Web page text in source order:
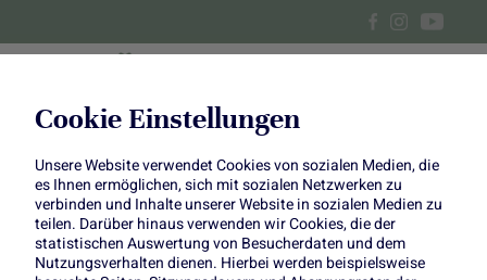
Cookie Einstellungen
Unsere Website verwendet Cookies von sozialen Medien, die
es Ihnen ermöglichen, sich mit sozialen Netzwerken zu
verbinden und Inhalte unserer Website in sozialen Medien zu
teilen. Darüber hinaus verwenden wir Cookies, die der
statistischen Auswertung von Besucherdaten und dem
Nutzungsverhalten dienen. Hierbei werden beispielsweise
Petersilienwurzel-Suppe und
Pastinaken-Pommes mit